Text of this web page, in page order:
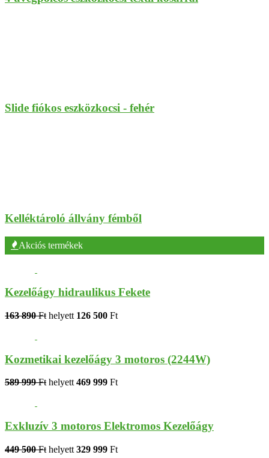
Slide fiókos eszközkocsi - fehér
Kelléktároló állvány fémből
Akciós termékek
Kezelőágy hidraulikus Fekete
163 890 Ft helyett 126 500 Ft
Kozmetikai kezelőágy 3 motoros (2244W)
589 999 Ft helyett 469 999 Ft
Exkluzív 3 motoros Elektromos Kezelőágy
449 500 Ft helyett 329 999 Ft